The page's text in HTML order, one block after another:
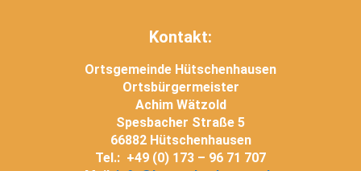
Kontakt:
Ortsgemeinde Hütschenhausen
Ortsbürgermeister
Achim Wätzold
Spesbacher Straße 5
66882 Hütschenhausen
Tel.: +49 (0) 173 – 96 71 707